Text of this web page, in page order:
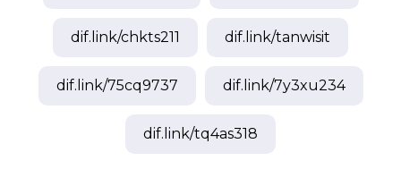
dif.link/chkts211 dif.link/tanwisit
dif.link/75cq9737 dif.link/7y3xu234
dif.link/tq4as318